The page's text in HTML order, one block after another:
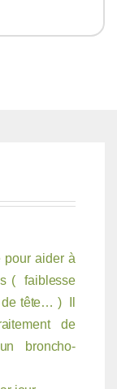
pour aider à
( faiblesse
tête… ) Il
de
broncho-